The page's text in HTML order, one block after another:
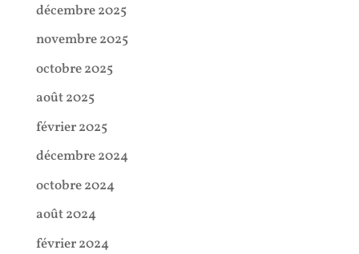
décembre 2025
novembre 2025
octobre 2025
août 2025
février 2025
décembre 2024
octobre 2024
août 2024
février 2024